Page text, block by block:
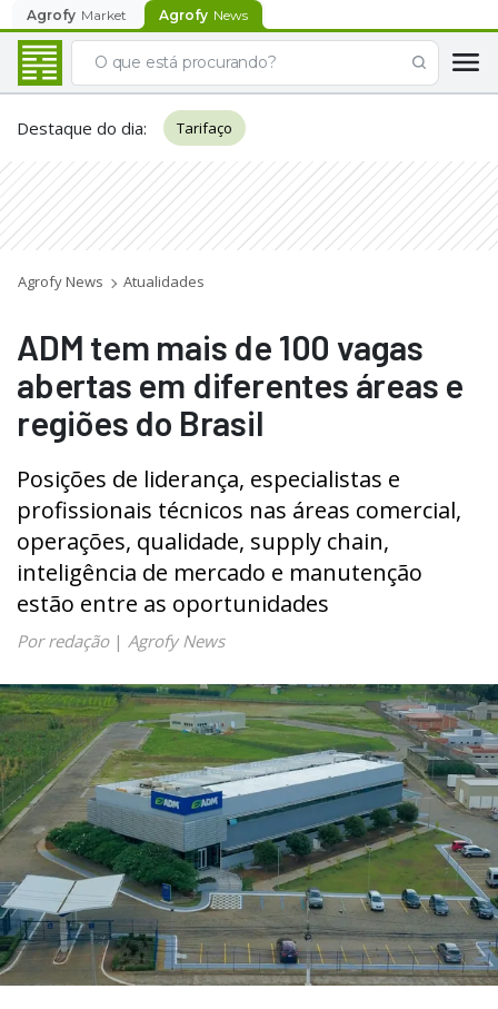
Agrofy Market Agrofy News
Destaque do dia: Tarifaço
Agrofy News Atualidades
ADM tem mais de 100 vagas
abertas em diferentes áreas e
regiões do Brasil
Posições de liderança, especialistas e
profissionais técnicos nas áreas comercial,
operações, qualidade, supply chain,
inteligência de mercado e manutenção
estão entre as oportunidades
Por redação| Agrofy News